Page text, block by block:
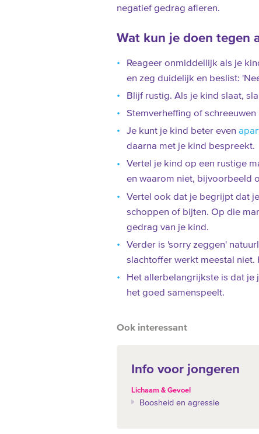
negatief gedrag afleren.
Wat kun je doen tegen
Reageer onmiddellijk als je
en zeg duidelijk en beslist:
Blijf rustig. Als je kind slaat,
Stemverheffing of
Je kunt je kind beter even
daarna met je kind bespreekt.
Vertel je kind op een rustige
en waarom niet, bijvoorbeeld
Vertel ook dat je begrijpt dat
schoppen of bijten. Op die
gedrag van je kind.
Verder is 'sorry zeggen'
slachtoffer werkt meestal niet.
Het allerbelangrijkste is dat je
het goed samenspeelt.
Ook interessant
Info voor jongeren
Lichaam & Gevoel
Boosheid en agressie